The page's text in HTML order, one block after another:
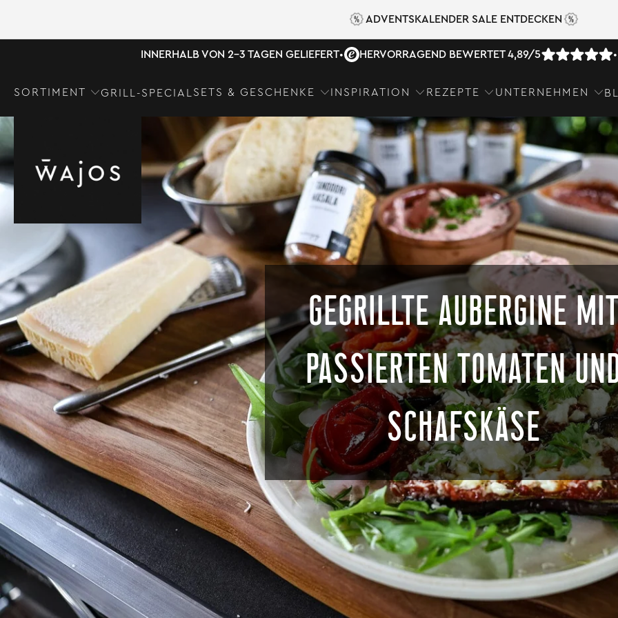
ADVENTSKALENDER SALE ENTDECKEN
INNERHALB VON 2-3 TAGEN GELIEFERT• HERVORRAGEND BEWERTET 4,89/5 •
SORTIMENT GRILL-SPECIAL SETS & GESCHENKE INSPIRATION REZEPTE UNTERNEHMEN
GEGRILLTE AUBERGINE
PASSIERTEN TOMATEN
SCHAFSKÄSE